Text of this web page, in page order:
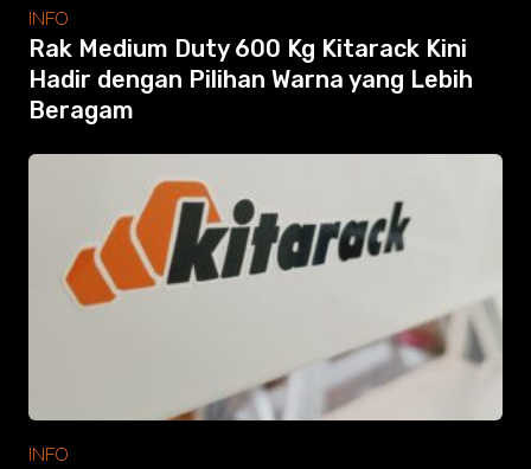
Accessories
Info
Gallery
Photo
Video
Contact
INFO
Rak Medium Duty 600 Kg Kitarack Kini
Hadir dengan Pilihan Warna yang Lebih
Beragam
INFO